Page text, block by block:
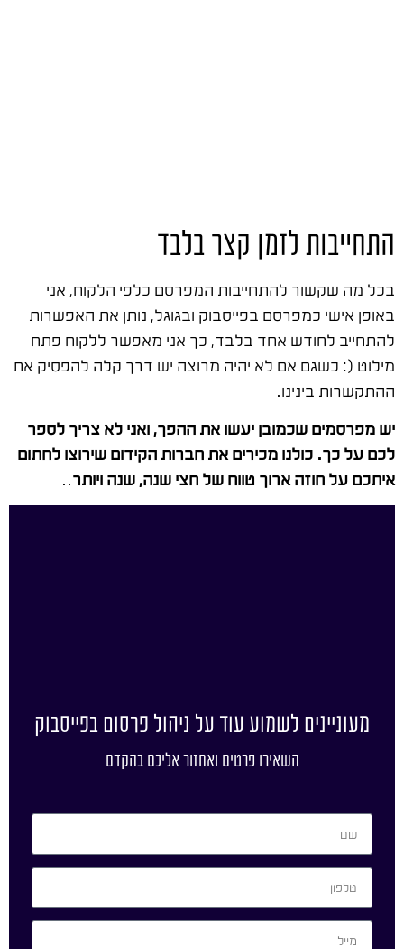
התחייבות לזמן קצר בלבד
בכל מה שקשור להתחייבות המפרסם כלפי הלקוח, אני
באופן אישי כמפרסם בפייסבוק ובגוגל, נותן את האפשרות
להתחייב לחודש אחד בלבד, כך אני מאפשר ללקוח פתח
מילוט (: כשגם אם לא יהיה מרוצה יש דרך קלה להפסיק את
ההתקשרות בינינו.
יש מפרסמים שכמובן יעשו את ההפך, ואני לא צריך לספר
לכם על כך. כולנו מכירים את חברות הקידום שירוצו לחתום
איתכם על חוזה ארוך טווח של חצי שנה, שנה ויותר..
מעוניינים לשמוע עוד על ניהול פרסום בפייסבוק
השאירו פרטים ואחזור אליכם בהקדם